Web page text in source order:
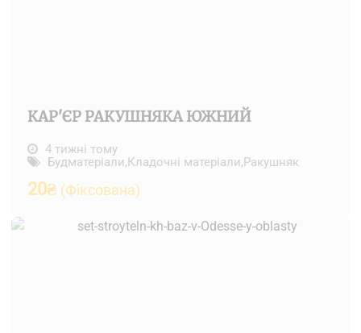
КАР'ЄР РАКУШНЯКА ЮЖНИЙ
4 тижні тому
Будматеріали,Кладочні матеріали,Ракушняк
20₴ (Фіксована)